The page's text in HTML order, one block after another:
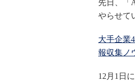
先日、「
やらせて
大手企業
報収集ノ
12月1日